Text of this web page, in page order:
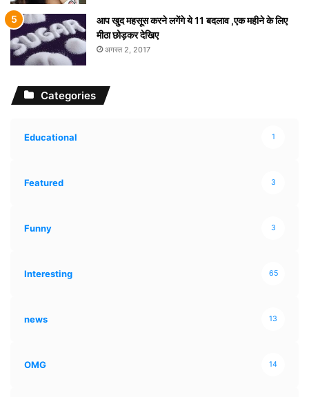
आप खुद महसूस करने लगेंगे ये 11 बदलाव ,एक महीने के लिए
मीठा छोड़कर देखिए
अगस्त 2, 2017
Categories
Educational 1
Featured 3
Funny 3
Interesting 65
news 13
OMG 14